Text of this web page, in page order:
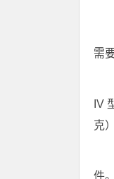
需
IV
克
件。